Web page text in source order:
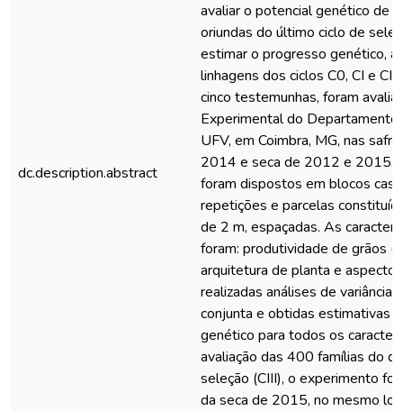
dc.description.abstract
avaliar o potencial genético de
oriundas do último ciclo de
estimar o progresso genético,
linhagens dos ciclos C0, CI e
cinco testemunhas, foram
Experimental do
UFV, em Coimbra, MG, nas
2014 e seca de 2012 e 2015.
foram dispostos em blocos
repetições e parcelas
de 2 m, espaçadas. As
foram: produtividade de grãos
arquitetura de planta e aspecto
realizadas análises de variância
conjunta e obtidas estimativas
genético para todos os
avaliação das 400 famílias do
seleção (CIII), o experimento foi
da seca de 2015, no mesmo